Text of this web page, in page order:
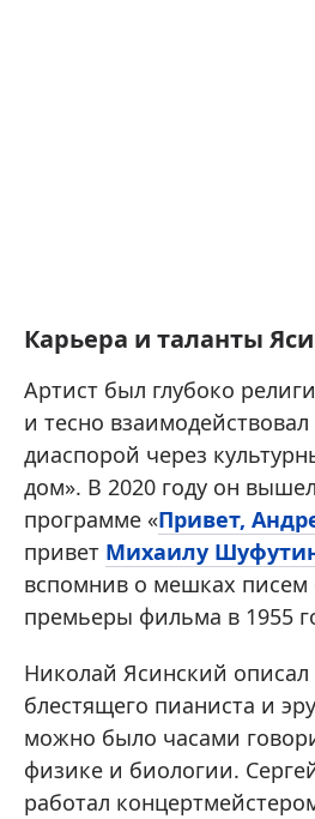
Карьера и таланты
Артист был глубоко
и тесно взаимодействовал
диаспорой через
дом». В 2020 году он
программе «Привет,
привет Михаилу
вспомнив о мешках писем
премьеры фильма в 1955
Николай Ясинский описал
блестящего пианиста и
можно было часами
физике и биологии.
работал